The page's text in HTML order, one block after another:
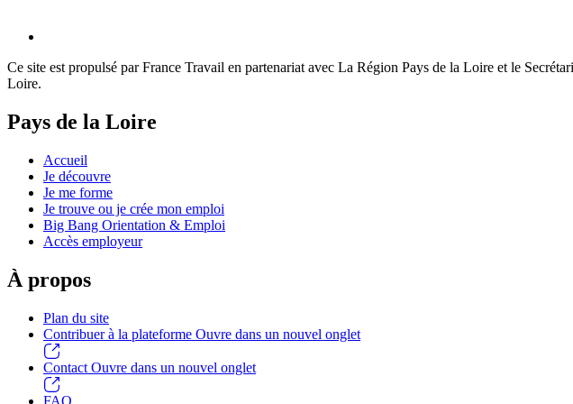
Ce site est propulsé par France Travail en partenariat avec La Région Pays de la Loire et le
Loire.
Pays de la Loire
Accueil
Je découvre
Je me forme
Je trouve ou je crée mon emploi
Big Bang Orientation & Emploi
Accès employeur
À propos
Plan du site
Contribuer à la plateforme Ouvre dans un nouvel onglet
Contact Ouvre dans un nouvel onglet